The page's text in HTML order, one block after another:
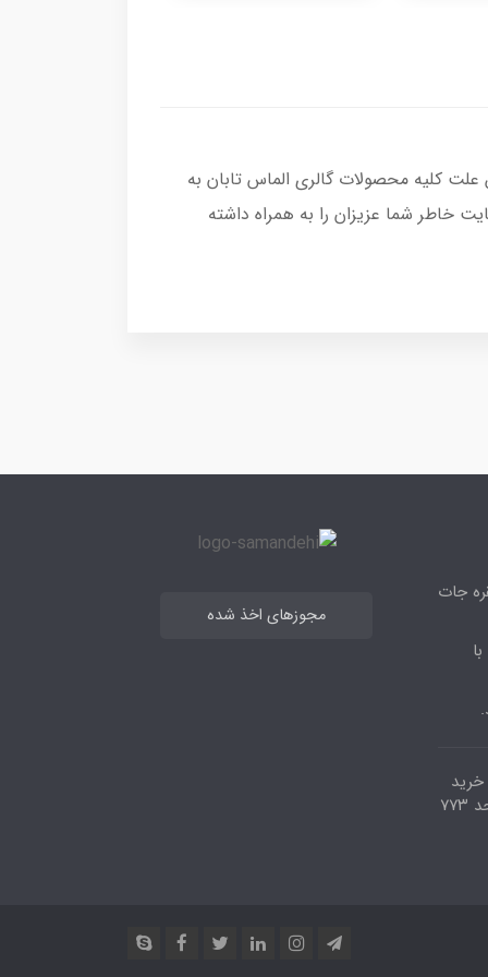
کلیه محصولات گالری الماس تابان به
خاطر شما عزیزان را به همراه داشته
جات
خرید
مجوزهای اخذ شده